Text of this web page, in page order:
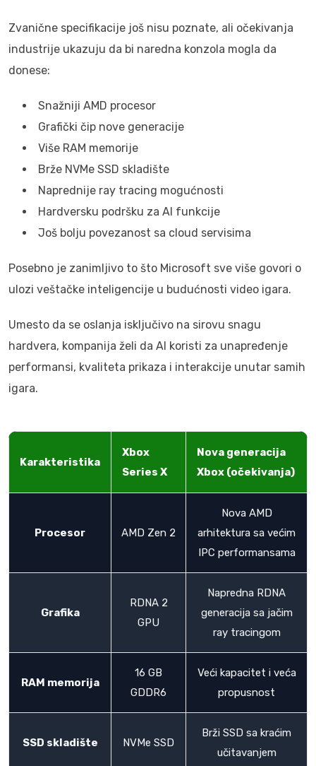
Zvanične specifikacije još nisu poznate, ali očekivanja
industrije ukazuju da bi naredna konzola mogla da
donese:
Snažniji AMD procesor
Grafički čip nove generacije
Više RAM memorije
Brže NVMe SSD skladište
Naprednije ray tracing mogućnosti
Hardversku podršku za AI funkcije
Još bolju povezanost sa cloud servisima
Posebno je zanimljivo to što Microsoft sve više govori o
ulozi veštačke inteligencije u budućnosti video igara.
Umesto da se oslanja isključivo na sirovu snagu
hardvera, kompanija želi da AI koristi za unapređenje
performansi, kvaliteta prikaza i interakcije unutar samih
igara.
Karakteristika
Xbox
Series X
Nova generacija
Xbox (očekivanja)
Procesor AMD Zen 2
Nova AMD
arhitektura sa većim
IPC performansama
Grafika
RDNA 2
GPU
Napredna RDNA
generacija sa jačim
ray tracingom
RAM memorija
16 GB
GDDR6
Veći kapacitet i veća
propusnost
SSD skladište NVMe SSD
Brži SSD sa kraćim
učitavanjem